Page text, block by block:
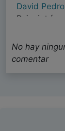
David
Psiquiatría -
No hay
comentar